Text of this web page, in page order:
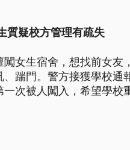
質疑校方管理有疏失
女生宿舍，想找前女友
踹門。警方接獲學校通
次被人闖入，希望學校
遭校外男子闖入，警方